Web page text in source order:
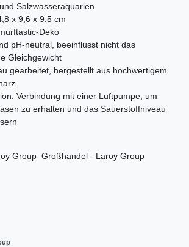
Salzwasseraquarien
x 9,6 x 9,5 cm
Deko
pH-neutral, beeinflusst nicht das
Gleichgewicht
gearbeitet, hergestellt aus hochwertigem
Verbindung mit einer Luftpumpe, um
zu erhalten und das Sauerstoffniveau
Group Großhandel - Laroy Group